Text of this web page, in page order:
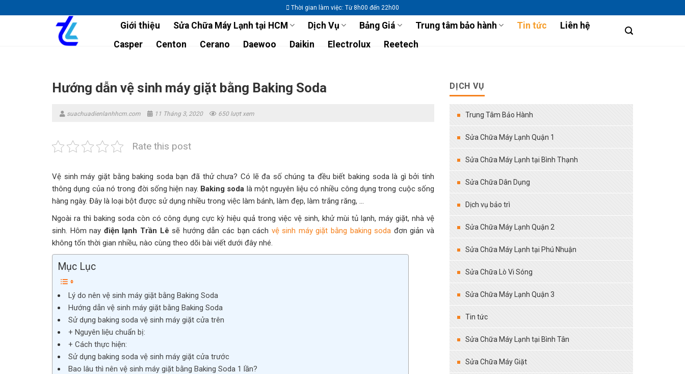
to
Thời gian làm việc: Từ 8h00 đến 22h00
Giới thiệu Sửa Chữa Máy Lạnh tại HCM Dịch Vụ Bảng Giá Trung tâm bảo hành Tin tức
Liên hệ
Casper
Centon Cerano Daewoo Daikin Electrolux Reetech
Hướng dẫn vệ sinh máy giặt bằng Baking Soda
suachuadienlanhhcm.com 11 Tháng 3, 2020 650 lượt xem
Rate this post
Vệ sinh máy giặt bằng baking soda bạn đã thử chưa? Có lẽ đa số chúng ta đều biết baking soda là gì bởi tính
thông dụng của nó trong đời sống hiện nay. Baking soda là một nguyên liệu có nhiều công dụng trong cuộc sống
hàng ngày. Đây là loại bột được sử dụng nhiều trong việc làm bánh, làm đẹp, làm trắng răng, …
Ngoài ra thì baking soda còn có công dụng cực kỳ hiệu quả trong việc vệ sinh, khử mùi tủ lạnh, máy giặt, nhà vệ
sinh. Hôm nay điện lạnh Trần Lê sẽ hướng dẫn các bạn cách vệ sinh máy giặt bằng baking soda đơn giản và
không tốn thời gian nhiều, nào cùng theo dõi bài viết dưới đây nhé.
Mục Lục
Lý do nên vệ sinh máy giặt bằng Baking Soda
Hướng dẫn vệ sinh máy giặt bằng Baking Soda
Sử dụng baking soda vệ sinh máy giặt cửa trên
+ Nguyên liệu chuẩn bị:
+ Cách thực hiện:
Sử dụng baking soda vệ sinh máy giặt cửa trước
Bao lâu thì nên vệ sinh máy giặt bằng Baking Soda 1 lần?
DỊCH VỤ
Trung Tâm Bảo Hành
Sửa Chữa Máy Lạnh Quận 1
Sửa Chữa Máy Lạnh tại Bình Thạnh
Sửa Chữa Dân Dụng
Dịch vụ bảo trì
Sửa Chữa Máy Lạnh Quận 2
Sửa Chữa Máy Lạnh tại Phú Nhuận
Sửa Chữa Lò Vi Sóng
Sửa Chữa Máy Lạnh Quận 3
Tin tức
Sửa Chữa Máy Lạnh tại Bình Tân
Sửa Chữa Máy Giặt